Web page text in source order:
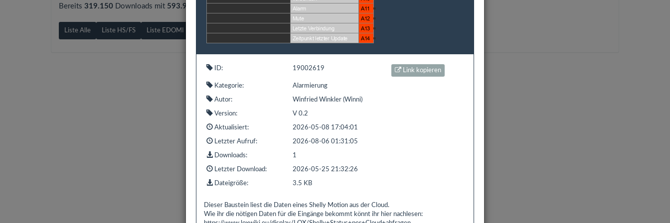
Bereits 319.150 Downloads mit 593.9 GB gezählt seit: 16.02.2016 | Letzter Download: 05.08.2026 23:47:54
Liste Alle Liste HS/FS Liste EDOMI Liste ETS
ID: 19002619 Link kopieren
Kategorie: Alarmierung
Autor: Winfried Winkler (Winni)
Version: V 0.2
Aktualisiert: 2026-05-08 17:04:01
Letzter Aufruf: 2026-08-06 01:31:05
Downloads: 1
Letzter Download: 2026-05-25 21:32:26
Dateigröße: 3.5 KB
Dieser Baustein liest die Daten eines Shelly Motion aus der Cloud.
Wie ihr die nötigen Daten für die Eingänge bekommt könnt ihr hier nachlesen: